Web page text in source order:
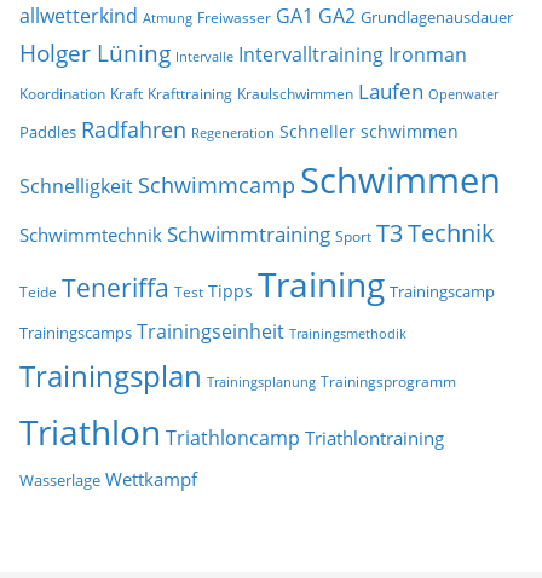
allwetterkind Atmung Freiwasser GA1 GA2 Grundlagenausdauer
Holger Lüning Intervalle Intervalltraining Ironman
Koordination Kraft Krafttraining Kraulschwimmen Laufen Openwater
Paddles Radfahren Regeneration Schneller schwimmen
Schnelligkeit Schwimmcamp Schwimmen
Schwimmtechnik Schwimmtraining Sport T3Technik
Teide Teneriffa Test Tipps Training Trainingscamp
Trainingscamps Trainingseinheit Trainingsmethodik
Trainingsplan Trainingsplanung Trainingsprogramm
Triathlon Triathloncamp Triathlontraining
Wasserlage Wettkampf